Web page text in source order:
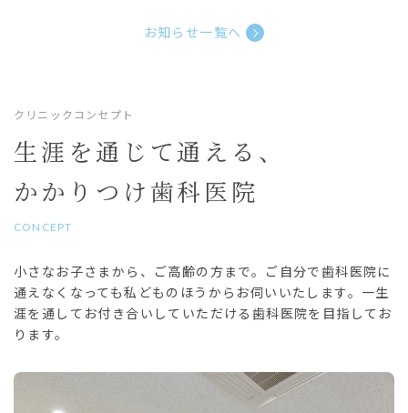
お知らせ一覧へ
クリニックコンセプト
生涯を通じて通える、
かかりつけ歯科医院
CONCEPT
小さなお子さまから、ご高齢の方まで。ご自分で歯科医院に
通えなくなっても私どものほうからお伺いいたします。一生
涯を通してお付き合いしていただける歯科医院を目指してお
ります。